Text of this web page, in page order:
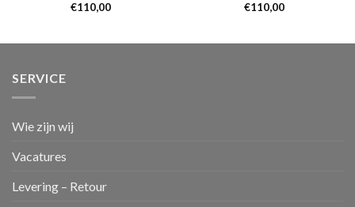
€110,00
€110,00
SERVICE
Wie zijn wij
Vacatures
Levering – Retour